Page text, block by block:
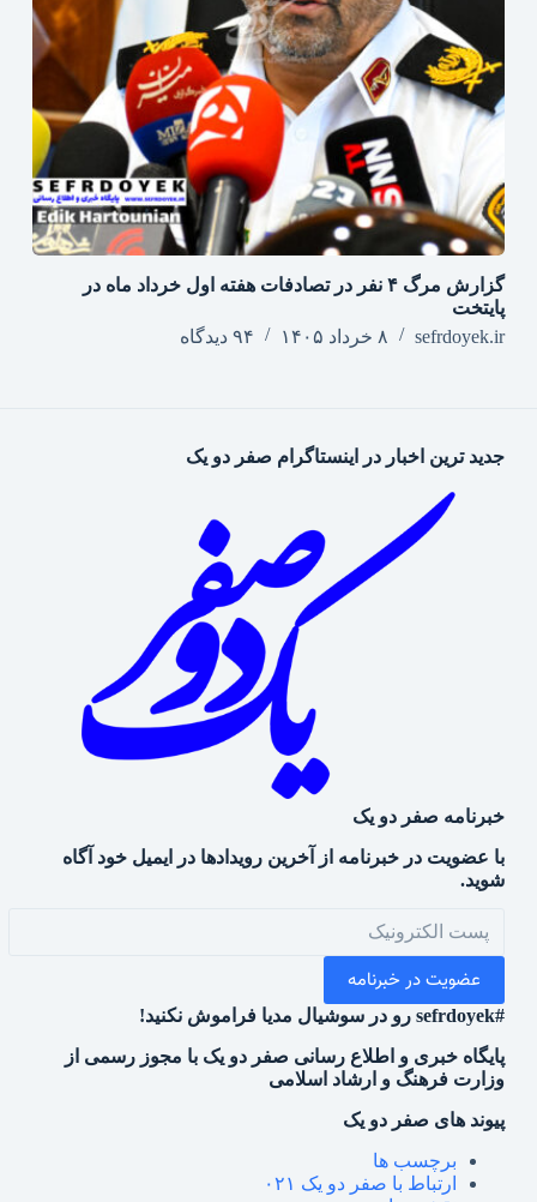
گزارش مرگ ۴ نفر در تصادفات هفته اول خرداد ماه در
پایتخت
sefrdoyek.ir
۸ خرداد ۱۴۰۵ ۹۴ دیدگاه
جدید ترین اخبار در اینستاگرام صفر دو یک
خبرنامه صفر دو یک
با عضویت در خبرنامه از آخرین رویدادها در ایمیل خود آگاه
شوید.
عضویت در خبرنامه
#sefrdoyek رو در سوشیال مدیا فراموش نکنید!
پایگاه خبری و اطلاع رسانی صفر دو یک با مجوز رسمی از
وزارت فرهنگ و ارشاد اسلامی
پیوند های صفر دو یک
برچسب ها
ارتباط با صفر دو یک ۰۲۱